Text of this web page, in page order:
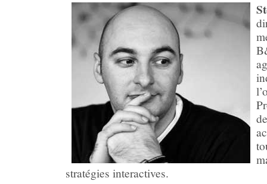
stratégies interactives.